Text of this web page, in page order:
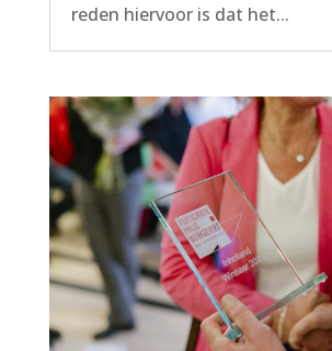
reden hiervoor is dat het...